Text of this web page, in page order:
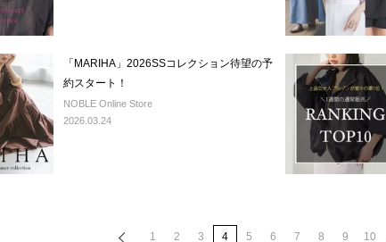
「MARIHA」2026SSコレクション待望の予
約スタート！
NOBLE Online Store
2026.03.24
1 2 3 4 5 6 7 8 9 10